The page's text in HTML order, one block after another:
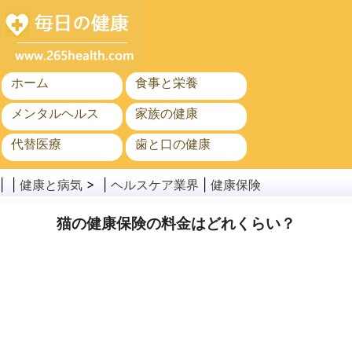
ホーム
食事と栄養
メンタルヘルス
家族の健康
代替医療
歯と口の健康
がん
健康と病気 > | ヘルスケア業界 健康保険
猫の健康保険の料金はどれくらい？